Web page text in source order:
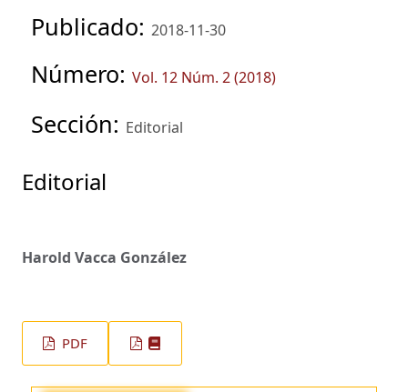
Publicado: 2018-11-30
Número: Vol. 12 Núm. 2 (2018)
Sección: Editorial
Editorial
Harold Vacca González
PDF